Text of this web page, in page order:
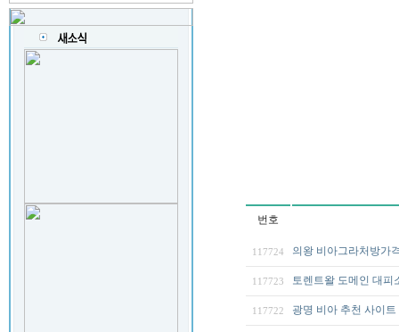
번호
117724 의왕 비아그라처방가
117723 토렌트왈 도메인 대
117722 광명 비아 추천 사이트